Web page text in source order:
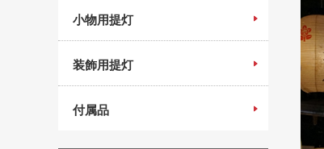
小物用提灯
装飾用提灯
付属品